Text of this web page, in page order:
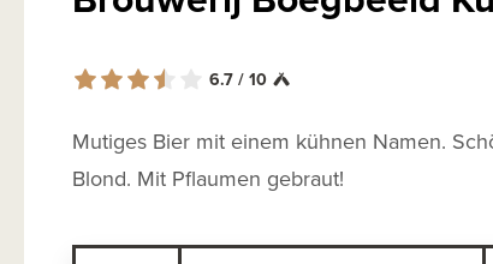
6.7 / 10
Mutiges Bier mit einem kühnen Namen.
Blond. Mit Pflaumen gebraut!